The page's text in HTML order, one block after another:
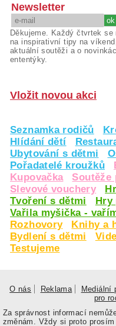
Newsletter
Děkujeme. Každý čtvrtek
na inspirativní tipy na
aktuální soutěži a o
ententýky.
Vložit novou akci
Seznamka rodičů
Hlídání dětí
Ubytování s dětmi
Pořadatelé kroužků
Kupovačka
Soutěže
Slevové vouchery
Tvoření s dětmi
Hry
Vařila myšička -
Rozhovory
Knihy a
Bydlení s dětmi
Testujeme
O nás Reklama Mediální
pro
Za správnost informací
změnám. Vždy si proto